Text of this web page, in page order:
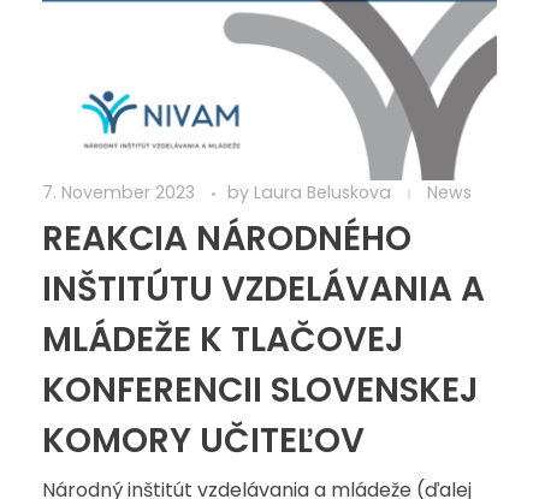
7. November 2023 by Laura Beluskova News
REAKCIA NÁRODNÉHO
INŠTITÚTU VZDELÁVANIA A
MLÁDEŽE K TLAČOVEJ
KONFERENCII SLOVENSKEJ
KOMORY UČITEĽOV
Národný inštitút vzdelávania a mládeže (ďalej